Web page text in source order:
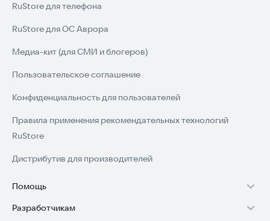
RuStore для телефона
RuStore для ОС Аврора
Медиа-кит (для СМИ и блогеров)
Пользовательское соглашение
Конфиденциальность для пользователей
Правила применения рекомендательных технологий
RuStore
Дистрибутив для производителей
Помощь
Установка RuStore на TV
Разработчикам